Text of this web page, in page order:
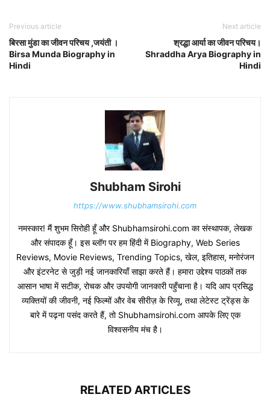
Previous article
बिरसा मुंडा का जीवन परिचय ,जयंती ।
Birsa Munda Biography in
Hindi
Next article
श्रद्धा आर्या का जीवन परिचय।
Shraddha Arya Biography in
Hindi
Shubham Sirohi
https://www.shubhamsirohi.com
नमस्कार! मैं शुभम सिरोही हूँ और Shubhamsirohi.com का संस्थापक, लेखक
और संपादक हूँ। इस ब्लॉग पर हम हिंदी में Biography, Web Series
Reviews, Movie Reviews, Trending Topics, खेल, इतिहास, मनोरंजन
और इंटरनेट से जुड़ी नई जानकारियाँ साझा करते हैं। हमारा उद्देश्य पाठकों तक
आसान भाषा में सटीक, रोचक और उपयोगी जानकारी पहुँचाना है। यदि आप प्रसिद्ध
व्यक्तियों की जीवनी, नई फिल्मों और वेब सीरीज़ के रिव्यू, तथा लेटेस्ट ट्रेंड्स के
बारे में पढ़ना पसंद करते हैं, तो Shubhamsirohi.com आपके लिए एक
विश्वसनीय मंच है।
RELATED ARTICLES